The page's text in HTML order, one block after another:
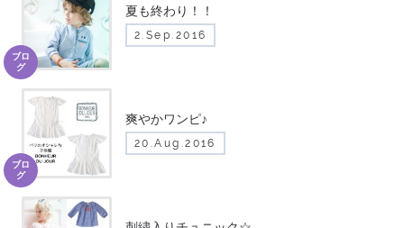
夏も終わり！！
2.Sep.2016
ブロ
グ
爽やかワンピ♪
20.Aug.2016
ブロ
グ